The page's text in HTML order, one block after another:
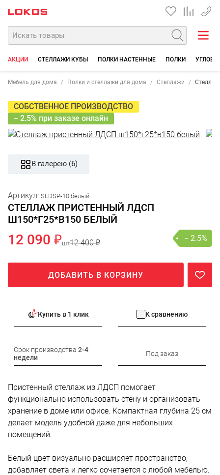
+7
АКЦИИ СТЕЛЛАЖИ КУБЫ ПОЛКИ НАСТЕННЫЕ ПОЛКИ
Мебель для дома Полки и стеллажи для дома Стеллажи
СОБСТВЕННОЕ ПРОИЗВОДСТВО
− 2.5% при заказе онлайн
В галерею (6)
Артикул: SLDSP-10 белый
СТЕЛЛАЖ ПРИСТЕННЫЙ ЛДСП
Ш150*Г25*В150 БЕЛЫЙ
12 090 ₽шт12 400 ₽ − 2.5%
ДОБАВИТЬ В КОРЗИНУ
Купить в 1 клик К сравнению
Срок производства 2-4
недели
Под заказ
Пристенный стеллаж из ЛДСП помогает
функционально использовать стену и организовать
хранение в доме или офисе. Компактная глубина 25 см
делает модель удобной даже для небольших
помещений.
Белый цвет визуально расширяет пространство,
добавляет света и легко сочетается с любой мебелью.